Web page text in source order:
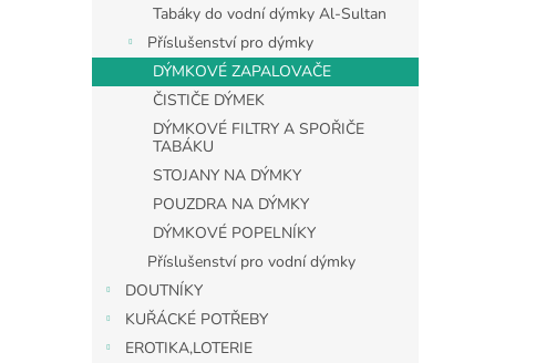
Tabáky do vodní dýmky Al-Sultan
Příslušenství pro dýmky
DÝMKOVÉ ZAPALOVAČE
ČISTIČE DÝMEK
DÝMKOVÉ FILTRY A SPOŘIČE
TABÁKU
STOJANY NA DÝMKY
POUZDRA NA DÝMKY
DÝMKOVÉ POPELNÍKY
Příslušenství pro vodní dýmky
DOUTNÍKY
KUŘÁCKÉ POTŘEBY
EROTIKA,LOTERIE